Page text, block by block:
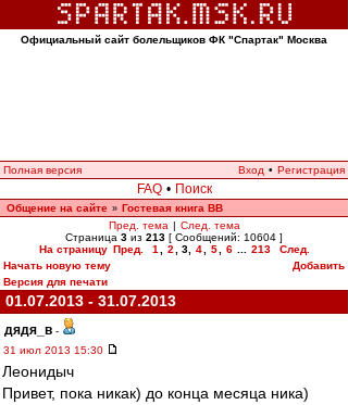
Официальный сайт болельщиков ФК "Спартак" Москва
Полная версия Вход • Регистрация
FAQ • Поиск
Общение на сайте » Гостевая книга ВВ
Пред. тема | След. тема
Страница 3 из 213 [ Сообщений: 10604 ]
На страницу Пред. 1 2 3, 4 5 6 213
След.
Начать новую тему
Добавить
Версия для печати
01.07.2013 - 31.07.2013
дядя_в -
31 июл 2013 15:30
Леонидыч
Привет, пока никак) до конца месяца ника)